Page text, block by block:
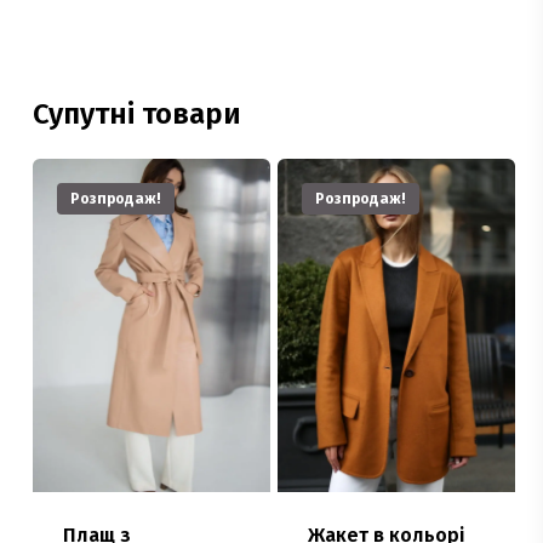
Супутні товари
Розпродаж!
Плащ з
Розпродаж!
Жакет в кольорі